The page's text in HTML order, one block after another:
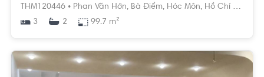
THM120446 • Phan Văn Hớn, Bà Điểm, Hóc Môn, Hồ Chí Minh
3
2 99.7 m²